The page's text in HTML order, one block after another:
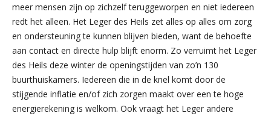
meer mensen zijn op zichzelf teruggeworpen en niet iedereen
redt het alleen. Het Leger des Heils zet alles op alles om zorg
en ondersteuning te kunnen blijven bieden, want de behoefte
aan contact en directe hulp blijft enorm. Zo verruimt het Leger
des Heils deze winter de openingstijden van zo’n 130
buurthuiskamers. Iedereen die in de knel komt door de
stijgende inflatie en/of zich zorgen maakt over een te hoge
energierekening is welkom. Ook vraagt het Leger andere